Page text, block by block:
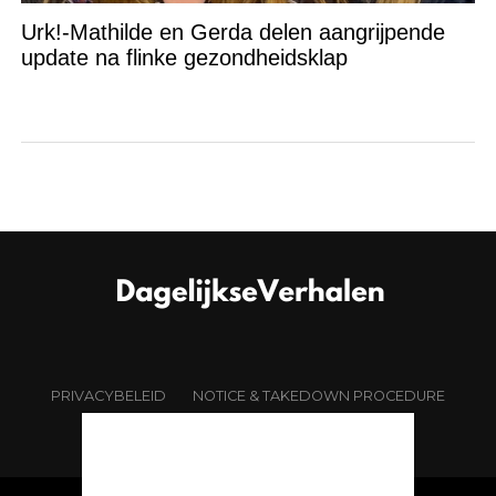
Urk!-Mathilde en Gerda delen aangrijpende
update na flinke gezondheidsklap
PRIVACYBELEID
NOTICE & TAKEDOWN PROCEDURE